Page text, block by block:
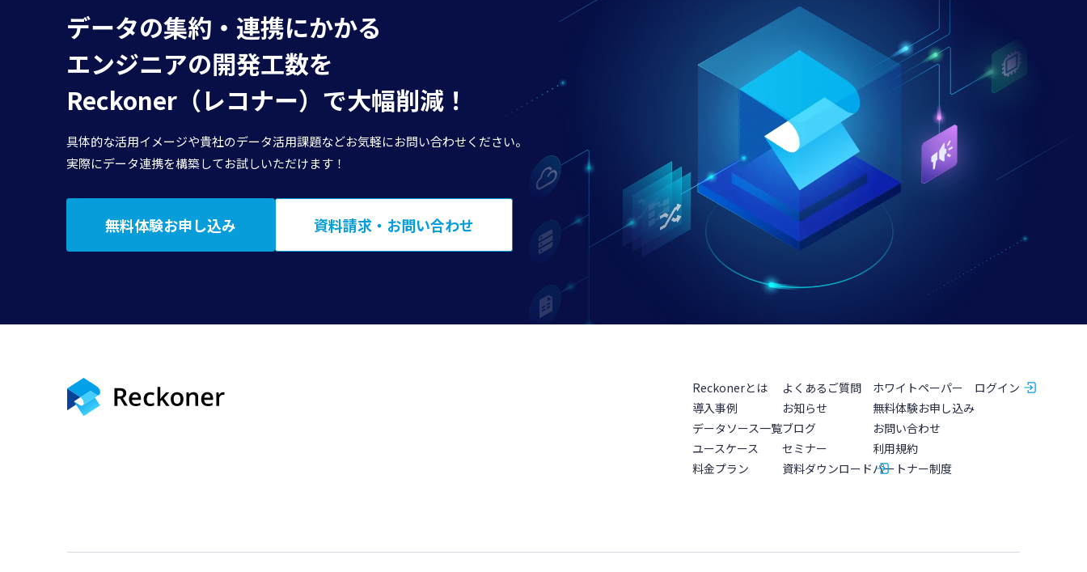
データの集約・連携にかかる
エンジニアの開発工数を
Reckoner（レコナー）で大幅削減！
具体的な活用イメージや貴社のデータ活用課題などお気軽にお問い合わせください。
実際にデータ連携を構築してお試しいただけます！
無料体験お申し込み 資料請求・お問い合わせ
Reckonerとは
導入事例
データソース一覧
ユースケース
料金プラン
よくあるご質問
お知らせ
ブログ
セミナー
資料ダウンロード
ホワイトペーパー
無料体験お申し込み
お問い合わせ
利用規約
パートナー制度
ログイン